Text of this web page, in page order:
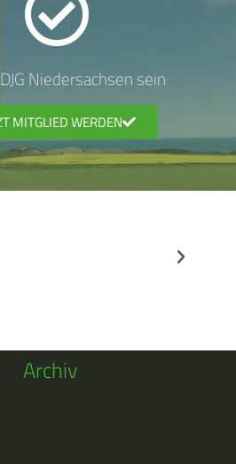
Niedersachsen sein
MITGLIED WERDEN
Archiv